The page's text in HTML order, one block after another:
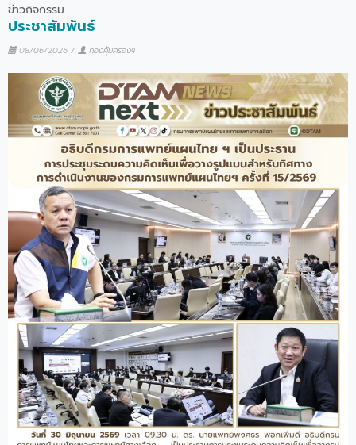
ข่าวกิจกรรม
ประชาสัมพันธ์
08/06/2026 / กองคุ้มครองฯ